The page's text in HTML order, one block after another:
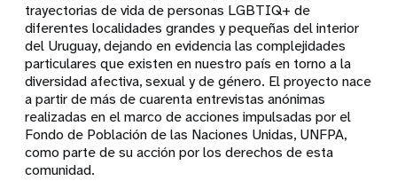
trayectorias de vida de personas LGBTIQ+ de
diferentes localidades grandes y pequeñas del interior
del Uruguay, dejando en evidencia las complejidades
particulares que existen en nuestro país en torno a la
diversidad afectiva, sexual y de género. El proyecto nace
a partir de más de cuarenta entrevistas anónimas
realizadas en el marco de acciones impulsadas por el
Fondo de Población de las Naciones Unidas, UNFPA,
como parte de su acción por los derechos de esta
comunidad.